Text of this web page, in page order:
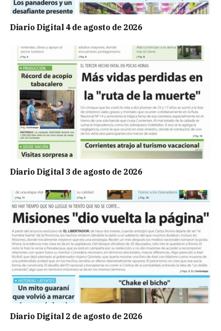
Diario Digital 4 de agosto de 2026
Diario Digital 3 de agosto de 2026
Diario Digital 2 de agosto de 2026